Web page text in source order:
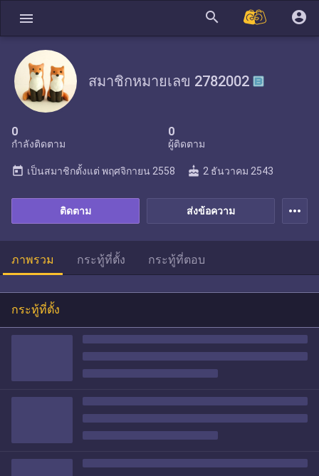
menu search account_circle
สมาชิกหมายเลข 2782002
0
กำลังติดตาม
0
ผู้ติดตาม
ส่งข้อความ
ติดตาม
today เป็นสมาชิกตั้งแต่ พฤศจิกายน 2558 cake 2 ธันวาคม 2543
more_horiz
ภาพรวม กระทู้ที่ตั้ง กระทู้ที่ตอบ
กระทู้ที่ตั้ง